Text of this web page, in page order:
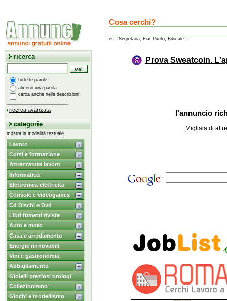
Cosa cerchi?
es.: Segretaria, Fiat Punto, Bilocale...
ricerca
tutte le parole
almeno una parola
cerca anche nelle descrizioni
ricerca avanzata
categorie
mostra in modalità testuale
Lavoro
Corsi e formazione
Attrezzature lavoro
Informatica
Elettronica elettricita
Console e videogames
Cd Dischi e Dvd
Libri fumetti riviste
Auto e moto
Casa e arredamento
Energie rinnovabili
Vini e gastronomia
Abbigliamento
Gioielli preziosi orologi
Collezionismo
Giochi e modellismo
Prova Sweatcoin.
l'annuncio
Migliaia di